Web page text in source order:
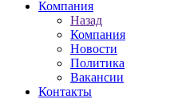
Компания
Назад
Компания
Новости
Политика
Вакансии
Контакты